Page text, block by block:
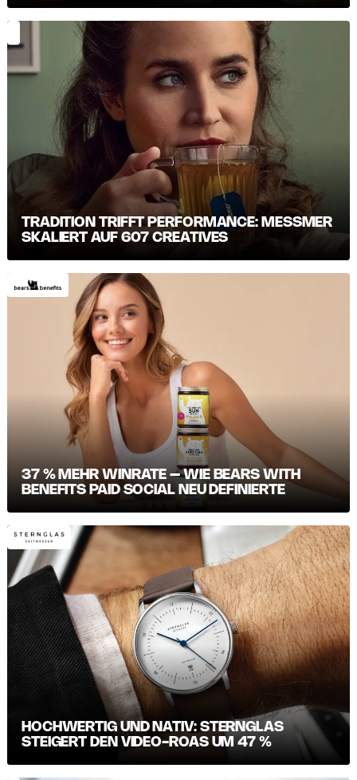
TRADITION TRIFFT PERFORMANCE: MESSMER S
KALIERT AUF 607 CREATIVES
37 % MEHR WINRATE – WIE BEARS WITH
BENEFITS PAID SOCIAL NEU DEFINIERTE
HOCHWERTIG UND NATIV: STERNGLAS
STEIGERT DEN VIDEO-ROAS UM 47 %